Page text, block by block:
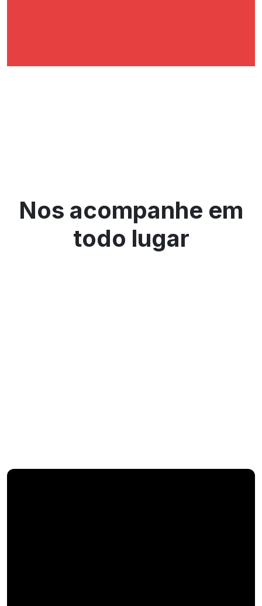
Nos acompanhe em
todo lugar